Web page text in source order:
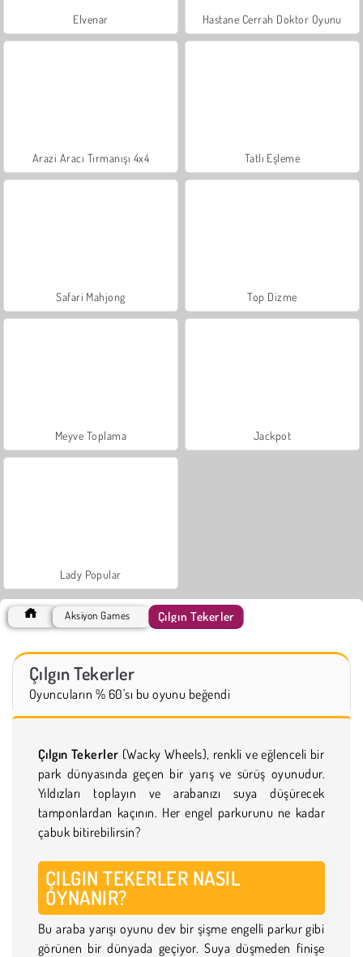
Elvenar Hastane Cerrah Doktor Oyunu
Arazi Aracı Tırmanışı 4x4 Tatlı Eşleme
Safari Mahjong Top Dizme
Meyve Toplama Jackpot
Lady Popular
Aksiyon Games Çılgın Tekerler
Çılgın Tekerler
Oyuncuların % 60'sı bu oyunu beğendi
Çılgın Tekerler (Wacky Wheels), renkli ve eğlenceli bir
park dünyasında geçen bir yarış ve sürüş oyunudur.
Yıldızları toplayın ve arabanızı suya düşürecek
tamponlardan kaçının. Her engel parkurunu ne kadar
çabuk bitirebilirsin?
ÇILGIN TEKERLER NASIL
OYNANIR?
Bu araba yarışı oyunu dev bir şişme engelli parkur gibi
görünen bir dünyada geçiyor. Suya düşmeden finişe